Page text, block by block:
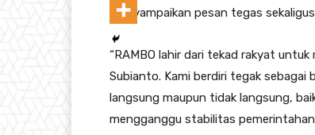
menyampaikan pesan tegas
“RAMBO lahir dari tekad rakyat
Subianto. Kami berdiri tegak
langsung maupun tidak langsung,
mengganggu stabilitas